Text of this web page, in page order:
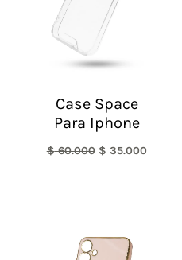
Case Space
Para Iphone
$60.000 $ 35.000